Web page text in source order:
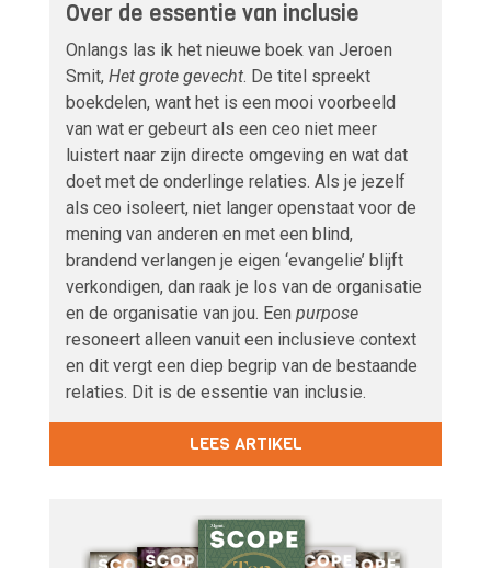
Over de essentie van inclusie
Onlangs las ik het nieuwe boek van Jeroen
Smit, Het grote gevecht. De titel spreekt
boekdelen, want het is een mooi voorbeeld
van wat er gebeurt als een ceo niet meer
luistert naar zijn directe omgeving en wat dat
doet met de onderlinge relaties. Als je jezelf
als ceo isoleert, niet langer openstaat voor de
mening van anderen en met een blind,
brandend verlangen je eigen ‘evangelie’ blijft
verkondigen, dan raak je los van de organisatie
en de organisatie van jou. Een purpose
resoneert alleen vanuit een inclusieve context
en dit vergt een diep begrip van de bestaande
relaties. Dit is de essentie van inclusie.
LEES ARTIKEL